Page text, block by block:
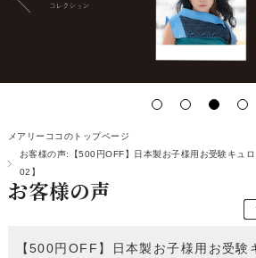
メアリーココのトップページ
お客様の声:【500円OFF】日本製お子様用お受験キュ
02】
お客様の声
【500円OFF】日本製お子様用お受験